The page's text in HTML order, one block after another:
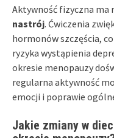
Aktywność fizyczna ma
nastrój. Ćwiczenia
hormonów szczęścia,
ryzyka wystąpienia
okresie menopauzy
regularna aktywność
emocji i poprawie
Jakie zmiany w